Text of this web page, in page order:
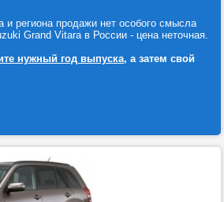
и региона продажи нет особого смысла
Grand Vitara в России - цена неточная.
нужный год выпуска, а затем свой